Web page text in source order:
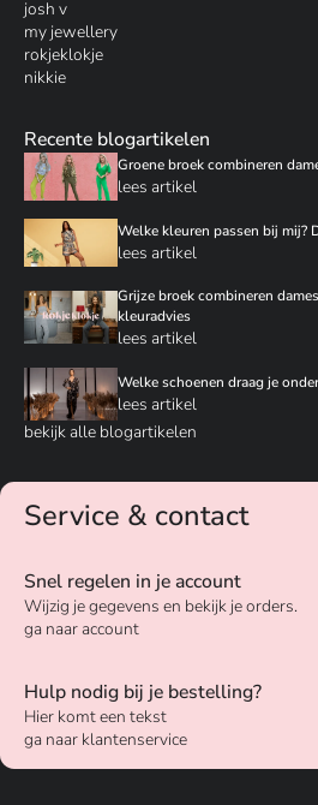
josh v
my jewellery
rokjeklokje
nikkie
Recente blogartikelen
Groene broek combineren
lees artikel
Welke kleuren passen bij mij?
lees artikel
Grijze broek combineren
kleuradvies
lees artikel
Welke schoenen draag je
lees artikel
bekijk alle blogartikelen
Service & contact
Snel regelen in je account
Wijzig je gegevens en bekijk je orders.
ga naar account
Hulp nodig bij je bestelling?
Hier komt een tekst
ga naar klantenservice